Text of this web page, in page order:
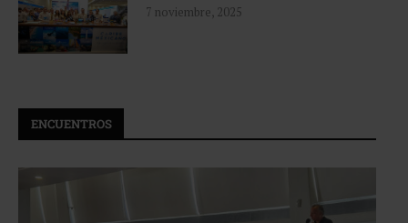
7 noviembre, 2025
ENCUENTROS